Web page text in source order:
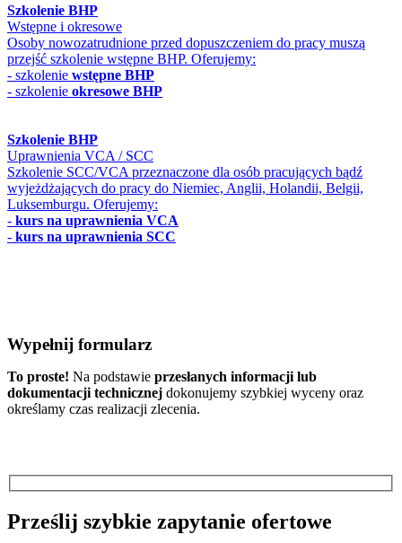
Szkolenie BHP
Wstępne i okresowe
Osoby nowozatrudnione przed dopuszczeniem do pracy muszą
przejść szkolenie wstępne BHP. Oferujemy:
- szkolenie wstępne BHP
- szkolenie okresowe BHP
Szkolenie BHP
Uprawnienia VCA / SCC
Szkolenie SCC/VCA przeznaczone dla osób pracujących bądź
wyjeżdżających do pracy do Niemiec, Anglii, Holandii, Belgii,
Luksemburgu. Oferujemy:
- kurs na uprawnienia VCA
- kurs na uprawnienia SCC
Wypełnij formularz
To proste! Na podstawie przesłanych informacji lub
dokumentacji technicznej dokonujemy szybkiej wyceny oraz
określamy czas realizacji zlecenia.
Prześlij szybkie zapytanie ofertowe